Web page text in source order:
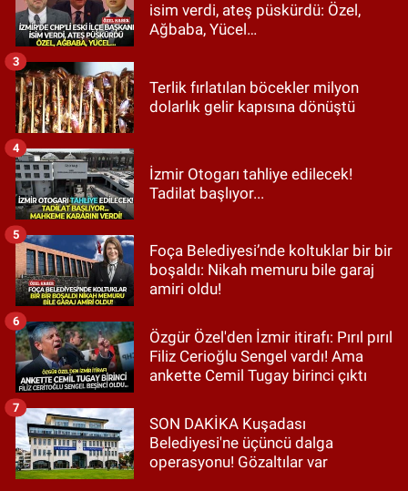
isim verdi, ateş püskürdü: Özel,
Ağbaba, Yücel…
Terlik fırlatılan böcekler milyon
dolarlık gelir kapısına dönüştü
3
İzmir Otogarı tahliye edilecek!
Tadilat başlıyor...
4
Foça Belediyesi’nde koltuklar bir bir
boşaldı: Nikah memuru bile garaj
amiri oldu!
5
Özgür Özel'den İzmir itirafı: Pırıl pırıl
Filiz Cerioğlu Sengel vardı! Ama
ankette Cemil Tugay birinci çıktı
6
SON DAKİKA Kuşadası
Belediyesi'ne üçüncü dalga
operasyonu! Gözaltılar var
7